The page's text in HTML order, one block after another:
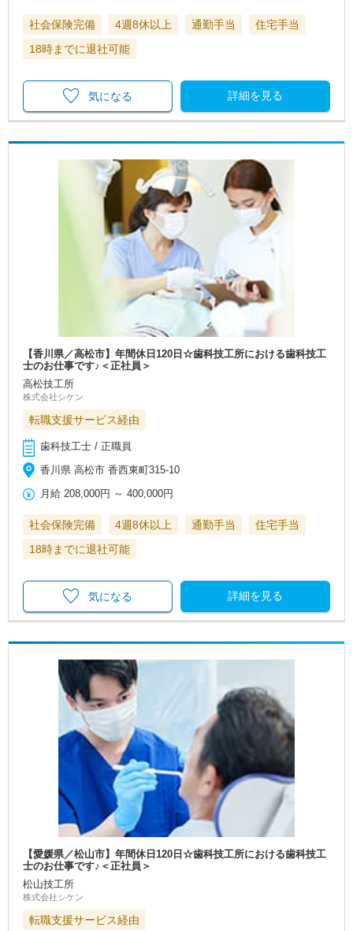
社会保険完備 4週8休以上 通勤手当
住宅手当
18時までに退社可能
詳細を見る
気になる
【香川県／高松市】年間休日120日☆歯科技工所における歯科技工
士のお仕事です♪＜正社員＞
高松技工所
株式会社シケン
転職支援サービス経由
歯科技工士 / 正職員
香川県 高松市 香西東町315-10
月給 208,000円 ～400,000円
社会保険完備 4週8休以上 通勤手当
住宅手当
18時までに退社可能
詳細を見る
気になる
【愛媛県／松山市】年間休日120日☆歯科技工所における歯科技工
士のお仕事です♪＜正社員＞
松山技工所
株式会社シケン
転職支援サービス経由